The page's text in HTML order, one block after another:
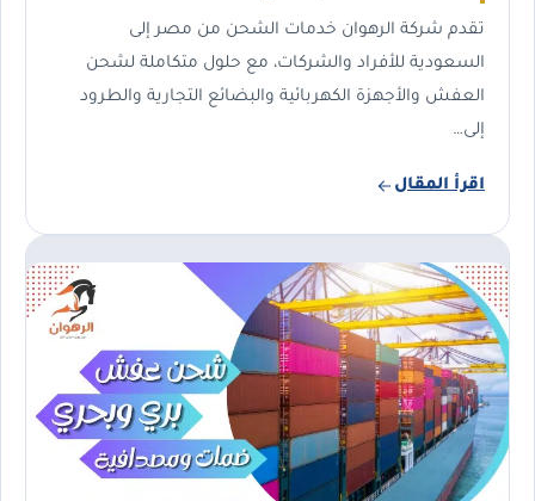
تقدم شركة الرهوان خدمات الشحن من مصر إلى
السعودية للأفراد والشركات، مع حلول متكاملة لشحن
العفش والأجهزة الكهربائية والبضائع التجارية والطرود
إلى…
اقرأ المقال